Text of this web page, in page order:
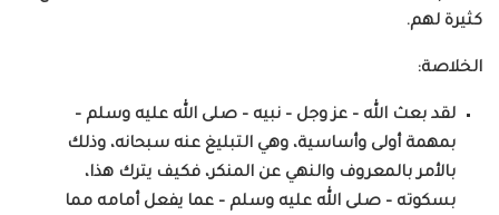
كثيرة لهم.
الخلاصة:
لقد بعث الله – عز وجل – نبيه – صلى الله عليه وسلم –
بمهمة أولى وأساسية، وهي التبليغ عنه سبحانه، وذلك
بالأمر بالمعروف والنهي عن المنكر، فكيف يترك هذا،
بسكوته – صلى الله عليه وسلم – عما يفعل أمامه مما